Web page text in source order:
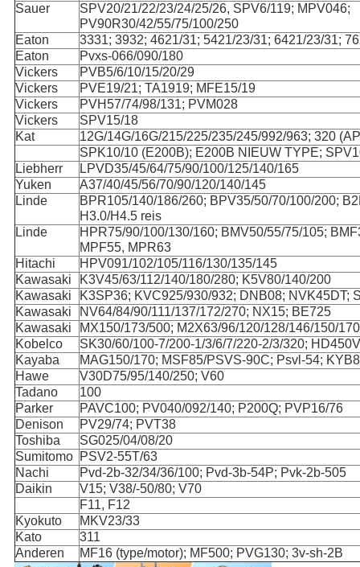
Sauer
SPV20/21/22/23/24/25/26, SPV6/119; MPV046;
PV90R30/42/55/75/100/250
Eaton
3331; 3932; 4621/31; 5421/23/31; 6421/23/31;
Eaton
Pvxs-066/090/180
Vickers
PVB5/6/10/15/20/29
Vickers
PVE19/21; TA1919; MFE15/19
Vickers
PVH57/74/98/131; PVM028
Vickers
SPV15/18
Kat
12G/14G/16G/215/225/235/245/992/963; 320
SPK10/10 (E200B); E200B NIEUW TYPE;
Liebherr
LPVD35/45/64/75/90/100/125/140/165
Yuken
A37/40/45/56/70/90/120/140/145
Linde
BPR105/140/186/260; BPV35/50/70/100/200;
H3.0/H4.5 reis
Linde
HPR75/90/100/130/160; BMV50/55/75/105;
MPF55, MPR63
Hitachi
HPV091/102/105/116/130/135/145
Kawasaki
K3V45/63/112/140/180/280; K5V80/140/200
Kawasaki
K3SP36; KVC925/930/932; DNB08; NVK45DT;
Kawasaki
NV64/84/90/111/137/172/270; NX15; BE725
Kawasaki
MX150/173/500; M2X63/96/120/128/146/150/
Kobelco
SK30/60/100-7/200-1/3/6/7/220-2/3/320;
Kayaba
MAG150/170; MSF85/PSVS-90C; Psvl-54;
Hawe
V30D75/95/140/250; V60
Tadano
100
Parker
PAVC100; PV040/092/140; P200Q; PVP16/76
Denison
PV29/74; PVT38
Toshiba
SG025/04/08/20
Sumitomo PSV2-55T/63
Nachi
Pvd-2b-32/34/36/100; Pvd-3b-54P; Pvk-2b-505
Daikin
V15; V38/-50/80; V70
F11, F12
Kyokuto
MKV23/33
Kato
311
Anderen
MF16 (type/motor); MF500; PVG130; 3v-sh-2B